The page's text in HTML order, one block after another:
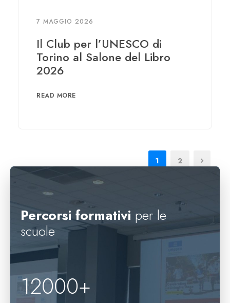
7 MAGGIO 2026
Il Club per l’UNESCO di
Torino al Salone del Libro
2026
READ MORE
1 2
Percorsi formativi per le
scuole
12000+